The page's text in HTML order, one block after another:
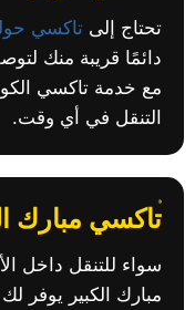
تحتاج إلى تاكسي
دائمًا قريبة منك
التنقل في أي وقت.
تاكسي مبارك
سواء للتنقل داخل
مبارك الكبير يوفر